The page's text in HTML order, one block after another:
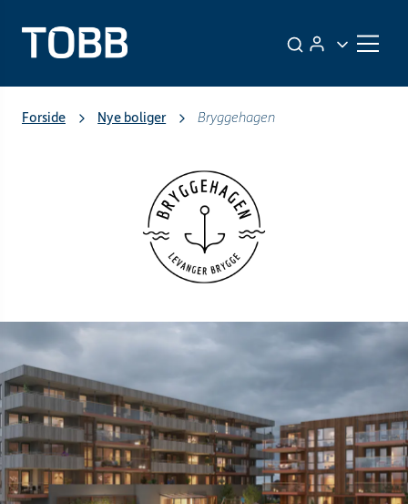
Forside Nye boliger Bryggehagen